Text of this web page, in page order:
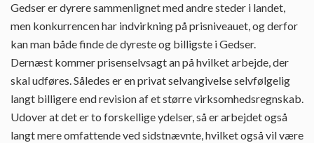
Gedser er dyrere sammenlignet med andre steder i landet,
men konkurrencen har indvirkning på prisniveauet, og derfor
kan man både finde de dyreste og billigste i Gedser.
Dernæst kommer prisenselvsagt an på hvilket arbejde, der
skal udføres. Således er en privat selvangivelse selvfølgelig
langt billigere end revision af et større virksomhedsregnskab.
Udover at det er to forskellige ydelser, så er arbejdet også
langt mere omfattende ved sidstnævnte, hvilket også vil være